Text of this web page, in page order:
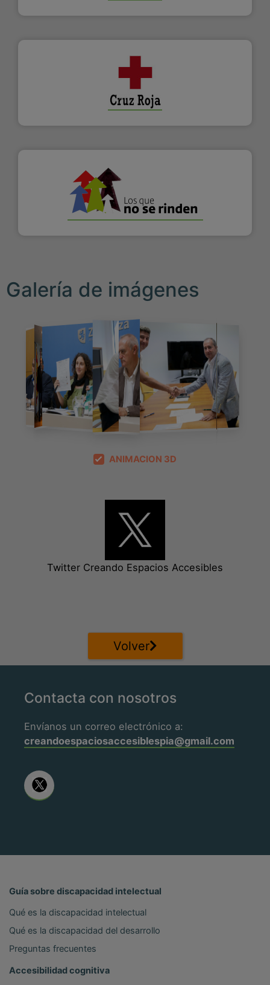
Galería de imágenes
ANIMACION 3D
Twitter Creando Espacios Accesibles
Volver
Contacta con nosotros
Envíanos un correo electrónico a:
creandoespaciosaccesiblespia@gmail.com
Guía sobre discapacidad intelectual
Qué es la discapacidad intelectual
Qué es la discapacidad del desarrollo
Preguntas frecuentes
Accesibilidad cognitiva